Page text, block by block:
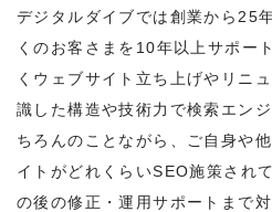
デジタルダイブでは創業から25
くのお客さまを10年以上サポー
くウェブサイト立ち上げやリニ
識した構造や技術力で検索エン
ちろんのことながら、ご自身や
イトがどれくらいSEO施策され
の後の修正・運用サポートまで